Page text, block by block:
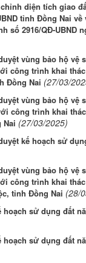
diện tích giao
tỉnh Đồng Nai
số 2916/QĐ-UBND
vùng bảo hộ
công trình khai
Đồng Nai (27/03/
vùng bảo hộ
công trình khai
Nai (27/03/2025)
kế hoạch sử
vùng bảo hộ
công trình khai
tỉnh Đồng Nai (28/
sử dụng đất
sử dụng đất